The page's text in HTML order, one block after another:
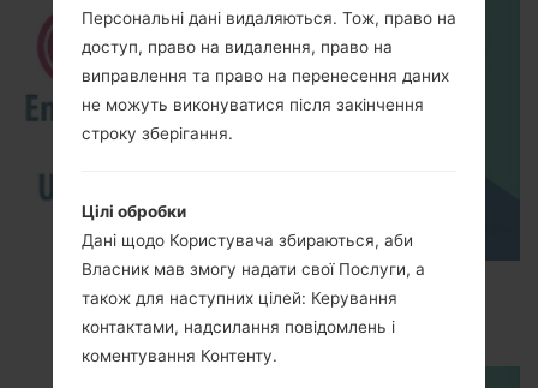
How to Enable Developer Options & USB
Debugging on LG ?
Персональні дані видаляються. Тож, право на
доступ, право на видалення, право на
виправлення та право на перенесення даних
не можуть виконуватися після закінчення
строку зберігання.
Цілі обробки
Дані щодо Користувача збираються, аби
Власник мав змогу надати свої Послуги, а
також для наступних цілей: Керування
контактами, надсилання повідомлень і
коментування Контенту.